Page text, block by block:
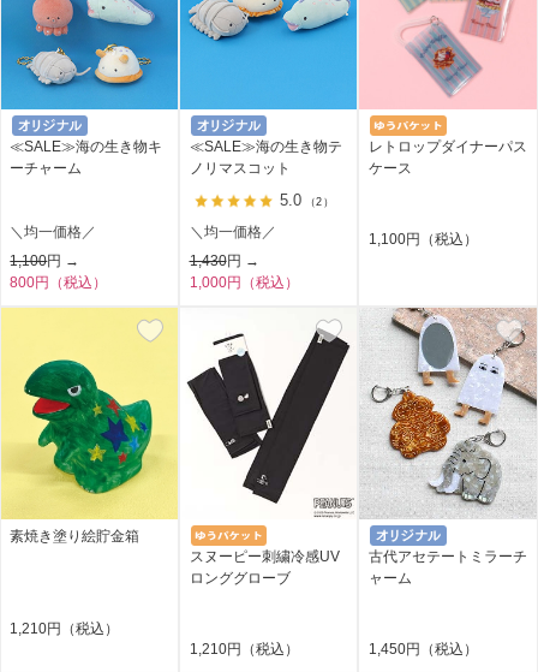
≪SALE≫海の生き物キ
ーチャーム
＼均一価格／
1,100円 →
800円（税込）
≪SALE≫海の生き物テ
ノリマスコット
5.0 （2）
＼均一価格／
1,430円 →
1,000円（税込）
レトロップダイナーパス
ケース
1,100円（税込）
素焼き塗り絵貯金箱
1,210円（税込）
スヌーピー刺繍冷感UV
ロンググローブ
1,210円（税込）
古代アセテートミラーチ
ャーム
1,450円（税込）